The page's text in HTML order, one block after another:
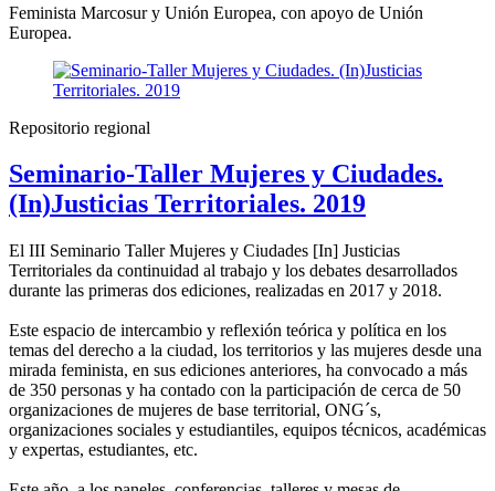
Feminista Marcosur y Unión Europea, con apoyo de Unión
Europea.
Repositorio regional
Seminario-Taller Mujeres y Ciudades.
(In)Justicias Territoriales. 2019
El III Seminario Taller Mujeres y Ciudades [In] Justicias
Territoriales da continuidad al trabajo y los debates desarrollados
durante las primeras dos ediciones, realizadas en 2017 y 2018.
Este espacio de intercambio y reflexión teórica y política en los
temas del derecho a la ciudad, los territorios y las mujeres desde una
mirada feminista, en sus ediciones anteriores, ha convocado a más
de 350 personas y ha contado con la participación de cerca de 50
organizaciones de mujeres de base territorial, ONG´s,
organizaciones sociales y estudiantiles, equipos técnicos, académicas
y expertas, estudiantes, etc.